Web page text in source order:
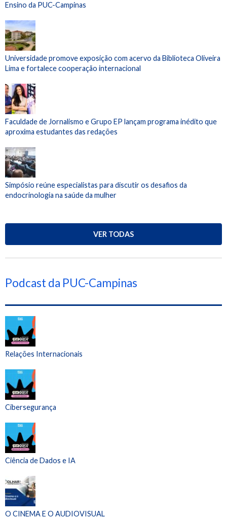
Ensino da PUC-Campinas
Universidade promove exposição com acervo da Biblioteca Oliveira
Lima e fortalece cooperação internacional
Faculdade de Jornalismo e Grupo EP lançam programa inédito que
aproxima estudantes das redações
Simpósio reúne especialistas para discutir os desafios da
endocrinologia na saúde da mulher
VER TODAS
Podcast da PUC-Campinas
Relações Internacionais
Cibersegurança
Ciência de Dados e IA
O CINEMA E O AUDIOVISUAL